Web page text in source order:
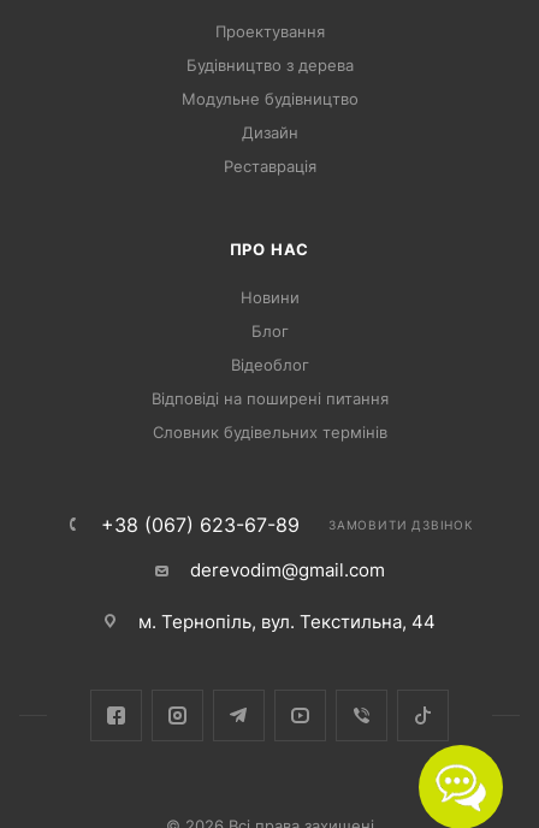
Проектування
Будівництво з дерева
Модульне будівництво
Дизайн
Реставрація
ПРО НАС
Новини
Блог
Відеоблог
Відповіді на поширені питання
Словник будівельних термінів
+38 (067) 623-67-89 ЗАМОВИТИ ДЗВІНОК
derevodim@gmail.com
м. Тернопіль, вул. Текстильна, 44